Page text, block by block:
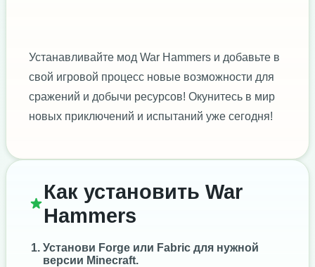
Устанавливайте мод War Hammers и добавьте в
свой игровой процесс новые возможности для
сражений и добычи ресурсов! Окунитесь в мир
новых приключений и испытаний уже сегодня!
Как установить War
Hammers
Установи Forge или Fabric для нужной
версии Minecraft.